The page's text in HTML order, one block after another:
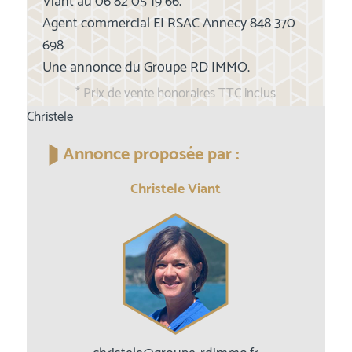
* Prix de vente honoraires TTC inclus
Agent commercial EI RSAC Annecy 848 370
698
Une annonce du Groupe RD IMMO.
Christele
Annonce proposée par :
Christele Viant